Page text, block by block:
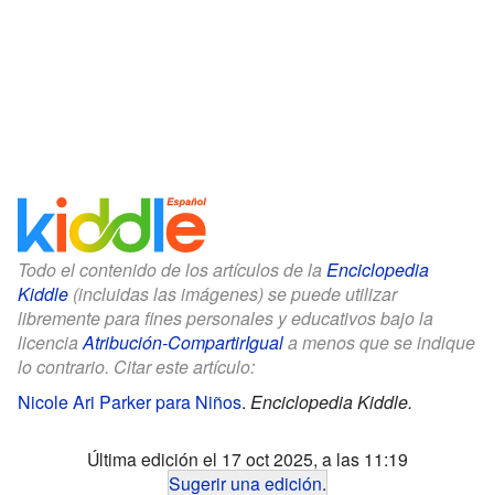
Todo el contenido de los artículos de la Enciclopedia
Kiddle (incluidas las imágenes) se puede utilizar
libremente para fines personales y educativos bajo la
licenciaAtribución-CompartirIguala menos que se indique
lo contrario. Citar este artículo:
Nicole Ari Parker para Niños. Enciclopedia Kiddle.
Última edición el 17 oct 2025, a las 11:19
Sugerir una edición.